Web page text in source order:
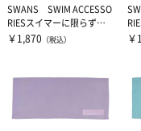
SWANS SWIM ACCESSO
RIESスイマーに限らず、
オールスポーツ・プ...
￥1,870 （税込）
オ
￥